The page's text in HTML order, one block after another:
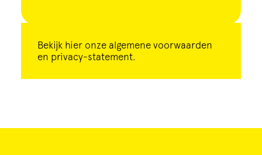
Bekijk hier onze algemene voorwaarden
en privacy-statement.